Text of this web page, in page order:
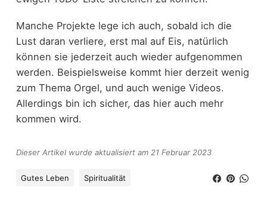
Manche Projekte lege ich auch, sobald ich die
Lust daran verliere, erst mal auf Eis, natürlich
können sie jederzeit auch wieder aufgenommen
werden. Beispielsweise kommt hier derzeit wenig
zum Thema Orgel, und auch wenige Videos.
Allerdings bin ich sicher, das hier auch mehr
kommen wird.
Dieser Artikel wurde aktualisiert am 21 Februar 2023
Gutes Leben Spiritualität